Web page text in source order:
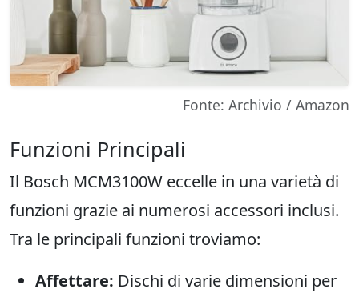
Fonte: Archivio / Amazon
Funzioni Principali
Il Bosch MCM3100W eccelle in una varietà di
funzioni grazie ai numerosi accessori inclusi.
Tra le principali funzioni troviamo:
Affettare: Dischi di varie dimensioni per